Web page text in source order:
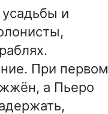
и
При первом
а Пьеро